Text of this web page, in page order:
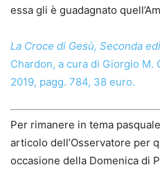
essa gli è guadagnato
La Croce di Gesù, Seconda
Chardon, a cura di Giorgio M.
2019, pagg. 784, 38 euro.
Per rimanere in tema
articolo dell’Osservatore per
occasione della Domenica di